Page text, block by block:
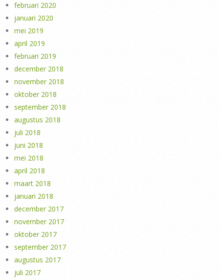
februari 2020
januari 2020
mei 2019
april 2019
februari 2019
december 2018
november 2018
oktober 2018
september 2018
augustus 2018
juli 2018
juni 2018
mei 2018
april 2018
maart 2018
januari 2018
december 2017
november 2017
oktober 2017
september 2017
augustus 2017
juli 2017